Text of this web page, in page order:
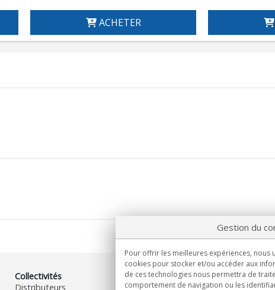
ACHETER
Collectivités
Distributeurs
Informations
Lun.-Ven.
Gestion du
Pour offrir les meilleures expériences, nous
cookies pour stocker et/ou accéder aux
de ces technologies nous permettra de
comportement de navigation ou les